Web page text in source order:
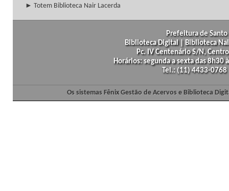
► Totem Biblioteca Nair Lacerda
Prefeitura de
Biblioteca Digital | Biblioteca
Pc. IV Centenário S/N,
Horários: segunda a sexta das
Tel.: (11) 4433-
Os sistemas Fênix Gestão de Acervos e Biblioteca